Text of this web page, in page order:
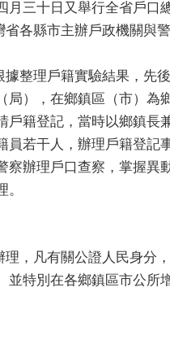
三十日又舉行全省戶口
各縣市主辦戶政機關與
整理戶籍實驗結果，先
局），在鄉鎮區（市）為
籍登記，當時以鄉鎮長
員若干人，辦理戶籍登記
辦理戶口查察，掌握異
，凡有關公證人民身分
並特別在各鄉鎮區市公所